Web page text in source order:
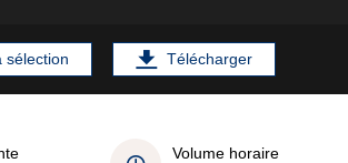
sélection Télécharger
Volume horaire